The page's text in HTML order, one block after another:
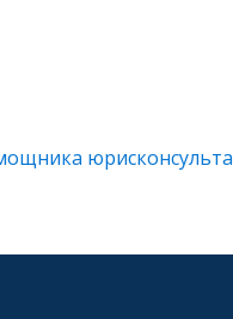
юрисконсульта